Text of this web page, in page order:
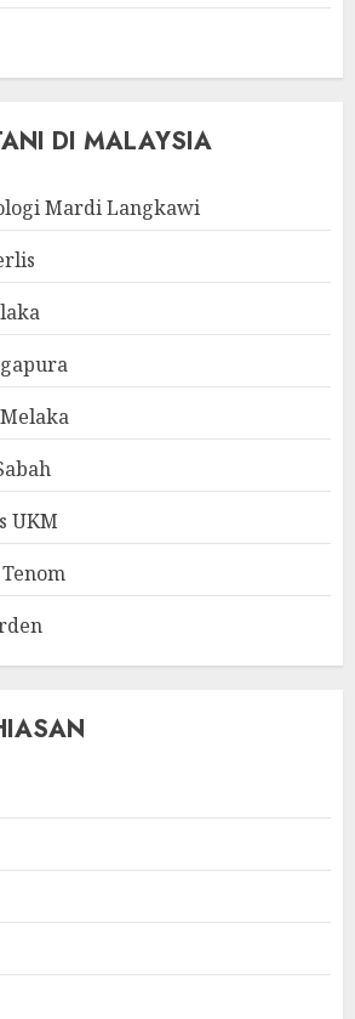
DI MALAYSIA
Mardi Langkawi
UKM